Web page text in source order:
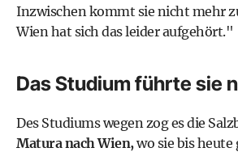
Inzwischen kommt sie nicht mehr
Wien hat sich das leider aufgehört."
Das Studium führte sie
Des Studiums wegen zog es die
Matura nach Wien, wo sie bis heute